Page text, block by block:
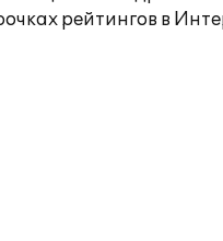
рейтингов в